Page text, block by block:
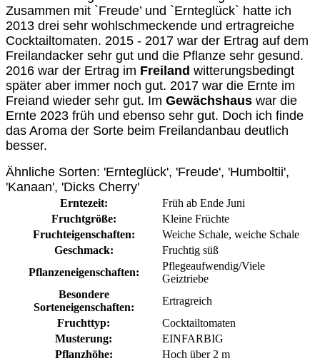
Zusammen mit `Freude’ und `Ernte­glück` hatte ich
2013 drei sehr wohlschmeckende und ertrag­reiche
Cocktailtomaten. 2015 - 2017 war der Ertrag auf dem
Freilandacker sehr gut und die Pflanze sehr gesund.
2016 war der Ertrag im Freiland witterungsbedingt
später aber immer noch gut. 2017 war die Ernte im
Freiand wieder sehr gut. Im Gewächshaus war die
Ernte 2023 früh und ebenso sehr gut. Doch ich finde
das Aroma der Sorte beim Freilandanbau deutlich
besser.
Ähnliche Sorten: 'Ernteglück', 'Freude', 'Humboltii',
'Kanaan', 'Dicks Cherry'
Erntezeit:
Früh ab Ende Juni
Fruchtgröße:
Kleine Früchte
Fruchteigenschaften:
Weiche Schale, weiche Schale
Geschmack:
Fruchtig süß
Pflanzeneigenschaften:
Pflegeaufwendig/Viele
Geiztriebe
Besondere
Sorteneigenschaften:
Ertragreich
Fruchttyp:
Cocktailtomaten
Musterung:
EINFARBIG
Pflanzhöhe:
Hoch über 2 m